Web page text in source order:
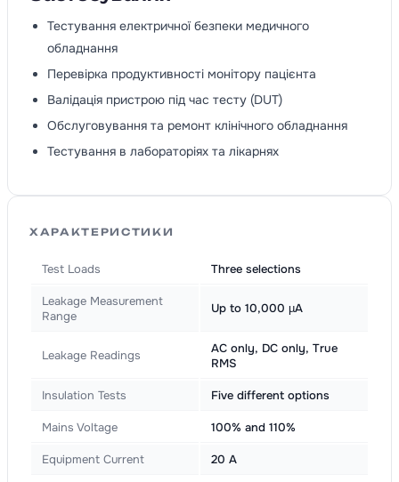
Тестування електричної безпеки медичного
обладнання
Перевірка продуктивності монітору пацієнта
Валідація пристрою під час тесту (DUT)
Обслуговування та ремонт клінічного обладнання
Тестування в лабораторіях та лікарнях
ХАРАКТЕРИСТИКИ
Test Loads Three selections
Leakage Measurement
Range
Up to 10,000 µA
Leakage Readings
AC only, DC only, True
RMS
Insulation Tests Five different options
Mains Voltage 100% and 110%
Equipment Current 20 A